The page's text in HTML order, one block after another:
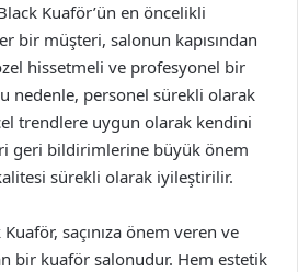
Kuaför’ün en öncelikli
bir müşteri, salonun kapısından
hissetmeli ve profesyonel bir
nedenle, personel sürekli olarak
trendlere uygun olarak kendini
geri bildirimlerine büyük önem
sürekli olarak iyileştirilir.
saçınıza önem veren ve
bir kuaför salonudur. Hem estetik